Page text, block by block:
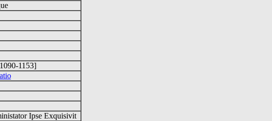
1153]
Ipse Exquisivit